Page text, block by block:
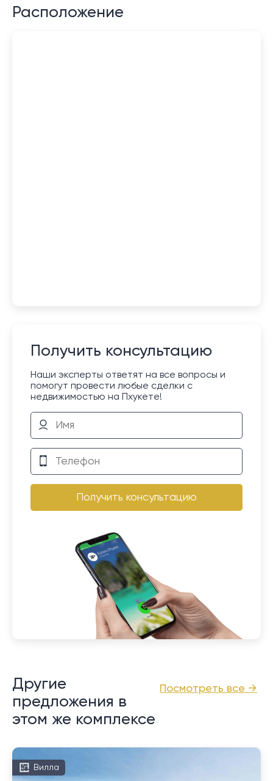
Расположение
Получить консультацию
Наши эксперты ответят на все вопросы и
помогут провести любые сделки с
недвижимостью на Пхукете!
Получить консультацию
Посмотреть все →
Другие
предложения в
этом же комплексе
Вилла